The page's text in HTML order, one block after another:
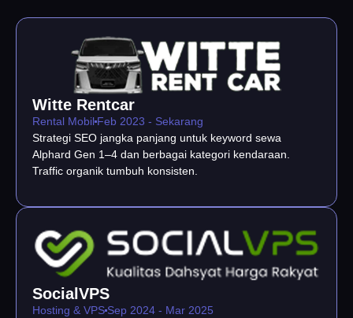
Witte Rentcar
Rental Mobil Feb 2023 - Sekarang
Strategi SEO jangka panjang untuk keyword sewa
Alphard Gen 1–4 dan berbagai kategori kendaraan.
Traffic organik tumbuh konsisten.
SocialVPS
Hosting & VPS Sep 2024 - Mar 2025